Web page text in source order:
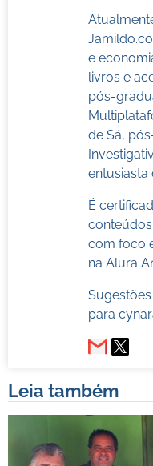
e
livros e
pós-
de Sá,
entusiasta
É
com foco
na Alura
para
Leia também